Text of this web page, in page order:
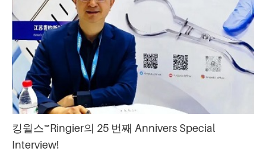
킹윌스™Ringier의 25 번째 Annivers Special
Interview!